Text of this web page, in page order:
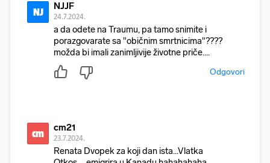
NJ NJJF
24.7.2024.
a da odete na Traumu, pa tamo snimite i
porazgovarate sa "običnim smrtnicima"????
možda bi imali zanimljivije životne priče....
Odgovori
cm cm21
23.7.2024.
Renata Dvopek za koji dan ista...Vlatka